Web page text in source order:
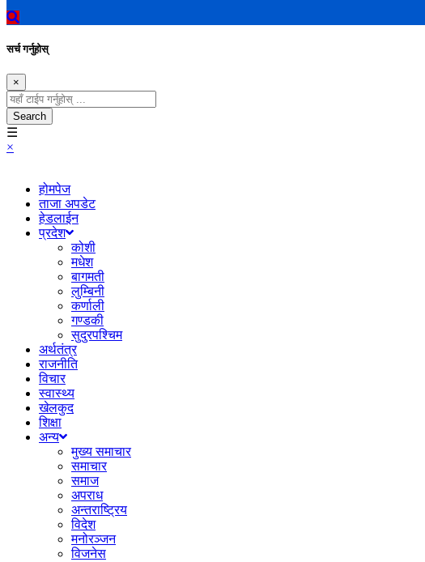
सर्च गर्नुहोस्
×
Search
☰
×
होमपेज
ताजा अपडेट
हेडलाईन
प्रदेश
कोशी
मधेश
बागमती
लुम्बिनी
कर्णाली
गण्डकी
सुदुरपश्चिम
अर्थतंत्र
राजनीति
विचार
स्वास्थ्य
खेलकुद
शिक्षा
अन्य
मुख्य समाचार
समाचार
समाज
अपराध
अन्तराष्ट्रिय
विदेश
मनोरञ्जन
विजनेस